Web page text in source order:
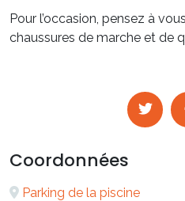
Pour l’occasion, pensez à
chaussures de marche et de
Coordonnées
Parking de la piscine